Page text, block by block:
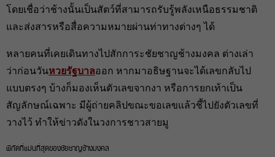
โดยเชื่อว่าช้างนั้นเป็นสัตว์ที่สามารถรับรู้พลังเหนือธรรมชาติ
และส่งสารหรือสื่อความหมายผ่านท่าทางต่างๆ ได้
หลายคนที่เคยเดินทางไปสักการะชัยชาญช้างมงคล ต่างเล่า
ว่าก่อนวันหวยรัฐบาลออก หากมาอธิษฐานจะได้เลขกลับไป
แบบตรงๆ บ้างก็มองเห็นตัวเลขจากงา หรือการยกเท้าเป็น
สัญลักษณ์เฉพาะ มีผู้ถ่ายคลิปขณะขอเลขแล้วชี้ไปยังตัวเลขที่
วางไว้ ทำให้ข่าวดังในวงการชาวสายมู
พิกัดที่แม่นที่สุดของชัยชาญช้างมงคล